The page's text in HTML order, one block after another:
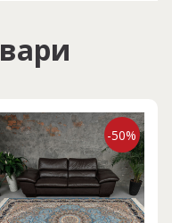
-50%